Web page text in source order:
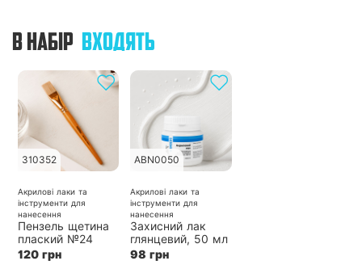
В НАБІР ВХОДЯТЬ
310352
Акрилові лаки та
інструменти для
нанесення
Пензель щетина
плаский №24
120 грн
ABN0050
Акрилові лаки та
інструменти для
нанесення
Захисний лак
глянцевий, 50 мл
98 грн